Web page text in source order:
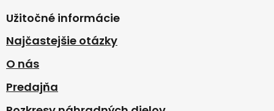
Užitočné informácie
Najčastejšie otázky
O nás
Predajňa